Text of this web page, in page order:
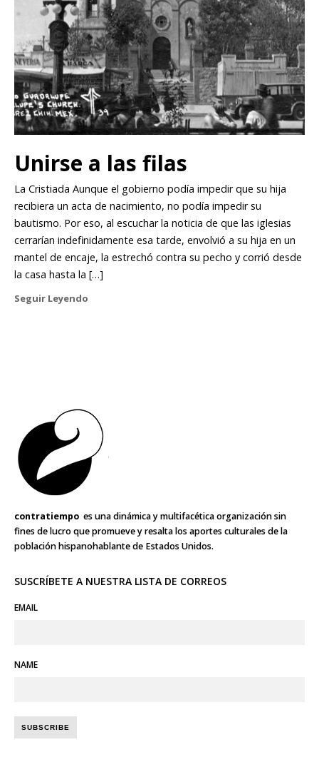
Unirse a las filas
La Cristiada Aunque el gobierno podía impedir que su hija
recibiera un acta de nacimiento, no podía impedir su
bautismo. Por eso, al escuchar la noticia de que las iglesias
cerrarían indefinidamente esa tarde, envolvió a su hija en un
mantel de encaje, la estrechó contra su pecho y corrió desde
la casa hasta la […]
Seguir Leyendo
contratiempo es una dinámica y multifacética organización sin
fines de lucro que promueve y resalta los aportes culturales de la
población hispanohablante de Estados Unidos.
SUSCRÍBETE A NUESTRA LISTA DE CORREOS
EMAIL
NAME